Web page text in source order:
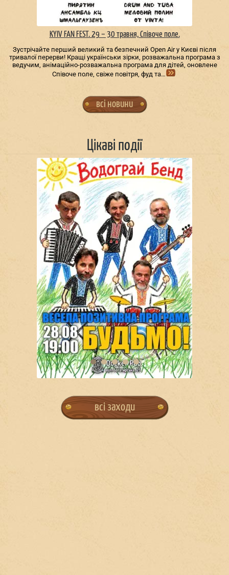
KYIV FAN FEST. 29 – 30 травня, Співоче поле.
Зустрічайте перший великий та безпечний Open Air у Києві після
тривалої перерви! Кращі українськи зірки, розважальна програма з
ведучим, анімаційно-розважальна програма для дітей, оновлене
Співоче поле, свіже повітря, фуд та…
всі новини
Цікаві події
всі заходи